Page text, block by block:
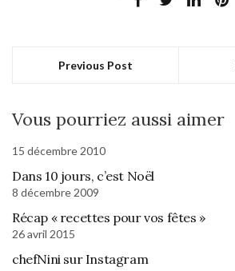
Previous Post
Vous pourriez aussi aimer
15 décembre 2010
Dans 10 jours, c’est Noël
8 décembre 2009
Récap « recettes pour vos fêtes »
26 avril 2015
chefNini sur Instagram